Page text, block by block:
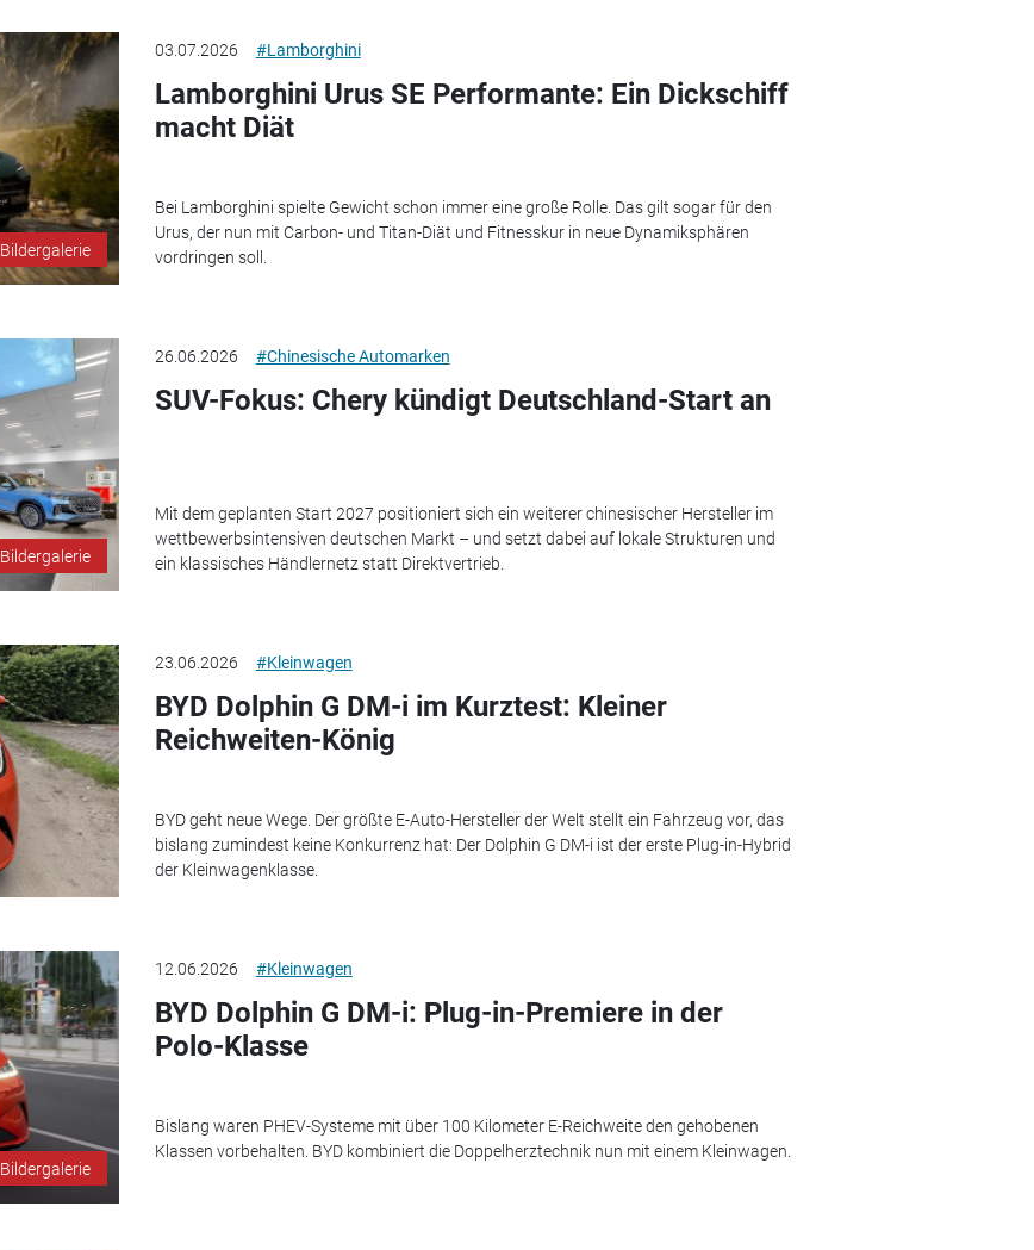
Bildergalerie
03.07.2026 #Lamborghini
Lamborghini Urus SE Performante: Ein Dickschiff
macht Diät
Bei Lamborghini spielte Gewicht schon immer eine große Rolle. Das gilt sogar für den
Urus, der nun mit Carbon- und Titan-Diät und Fitnesskur in neue Dynamiksphären
vordringen soll.
Bildergalerie
26.06.2026 #Chinesische Automarken
SUV-Fokus: Chery kündigt Deutschland-Start an
Mit dem geplanten Start 2027 positioniert sich ein weiterer chinesischer Hersteller im
wettbewerbsintensiven deutschen Markt – und setzt dabei auf lokale Strukturen und
ein klassisches Händlernetz statt Direktvertrieb.
23.06.2026 #Kleinwagen
BYD Dolphin G DM-i im Kurztest: Kleiner
Reichweiten-König
BYD geht neue Wege. Der größte E-Auto-Hersteller der Welt stellt ein Fahrzeug vor, das
bislang zumindest keine Konkurrenz hat: Der Dolphin G DM-i ist der erste Plug-in-Hybrid
der Kleinwagenklasse.
Bildergalerie
12.06.2026 #Kleinwagen
BYD Dolphin G DM-i: Plug-in-Premiere in der
Polo-Klasse
Bislang waren PHEV-Systeme mit über 100 Kilometer E-Reichweite den gehobenen
Klassen vorbehalten. BYD kombiniert die Doppelherztechnik nun mit einem Kleinwagen.